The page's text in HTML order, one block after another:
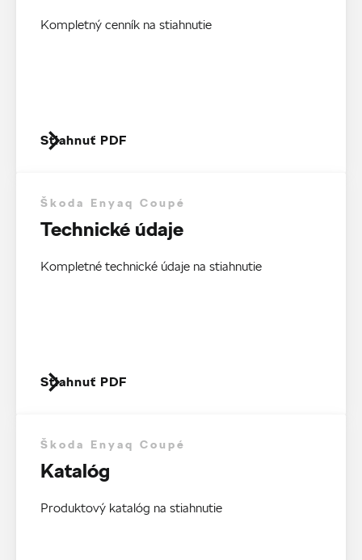
Kompletný cenník na stiahnutie
Stiahnuť PDF
Škoda Enyaq Coupé
Technické údaje
Kompletné technické údaje na stiahnutie
Stiahnuť PDF
Škoda Enyaq Coupé
Katalóg
Produktový katalóg na stiahnutie